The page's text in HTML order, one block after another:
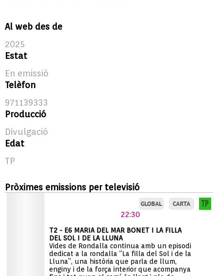
Al web des de
2025
Estat
En emissió
Telèfon
971139333
Producció
Divulgació
Edat
TP
Pròximes emissions per televisió
22:30
T2 - E6 MARIA DEL MAR BONET I LA FILLA
DEL SOL I DE LA LLUNA
Vides de Rondalla continua amb un episodi
dedicat a la rondalla “La filla del Sol i de la
Lluna”, una història que parla de llum,
enginy i de la força interior que acompanya